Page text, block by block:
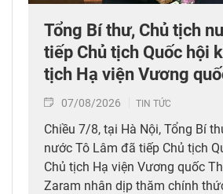
Tổng Bí thư, Chủ tịch
tiếp Chủ tịch Quốc hội
tịch Hạ viện Vương
07/08/2026 TIN TỨC
Chiều 7/8, tại Hà Nội, Tổng Bí
nước Tô Lâm đã tiếp Chủ tịch
Chủ tịch Hạ viện Vương quốc
Zaram nhân dịp thăm chính